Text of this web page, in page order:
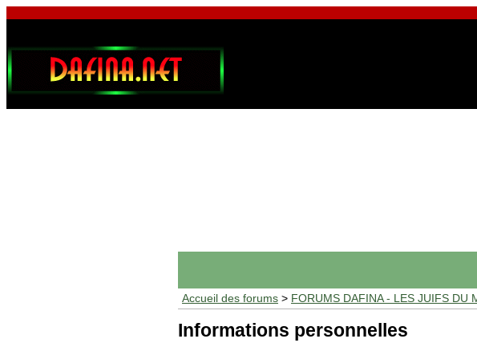
Accueil des forums > FORUMS DAFINA - LES JUIFS DU
Informations personnelles